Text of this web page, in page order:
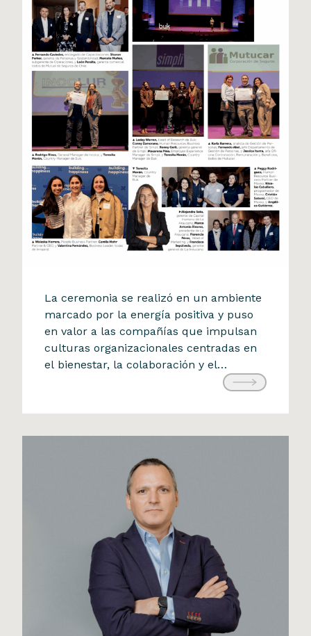
Reconocimiento BUK
Fuimos reconocidos en el
Ranking Building Happiness
2025 de Buk
31 de agosto de 2025
La ceremonia se realizó en un ambiente
marcado por la energía positiva y puso
en valor a las compañías que impulsan
culturas organizacionales centradas en
el bienestar, la colaboración y el
compromiso con construir un entorno